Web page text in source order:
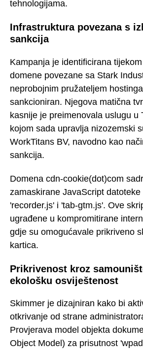
tehnologijama.
Infrastruktura povezana s
sankcija
Kampanja je identificirana
domene povezane sa Stark
neprobojnim pružateljem
sankcioniran. Njegova matična
kasnije je preimenovala uslugu u
kojom sada upravlja nizozemski
WorkTitans BV, navodno kao
sankcija.
Domena cdn-cookie(dot)com
zamaskirane JavaScript datoteke
'recorder.js' i 'tab-gtm.js'. Ove
ugrađene u kompromitirane
gdje su omogućavale prikriveno
kartica.
Prikrivenost kroz
ekološku osviještenost
Skimmer je dizajniran kako bi
otkrivanje od strane
Provjerava model objekta
Object Model) za prisutnost